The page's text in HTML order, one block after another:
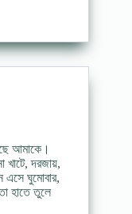
আমাকে।
খাটে, দরজায়,
এসে ঘুমোবার,
হাতে তুলে